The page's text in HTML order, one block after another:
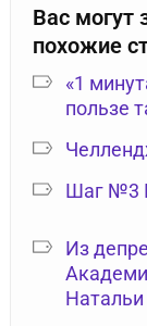
Вас могут
похожие
«1
пользе
Шаг №3
Из